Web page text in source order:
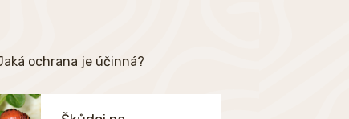
ochrana je účinná?